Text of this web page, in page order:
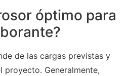
óptimo para
de las cargas previstas y
proyecto. Generalmente,